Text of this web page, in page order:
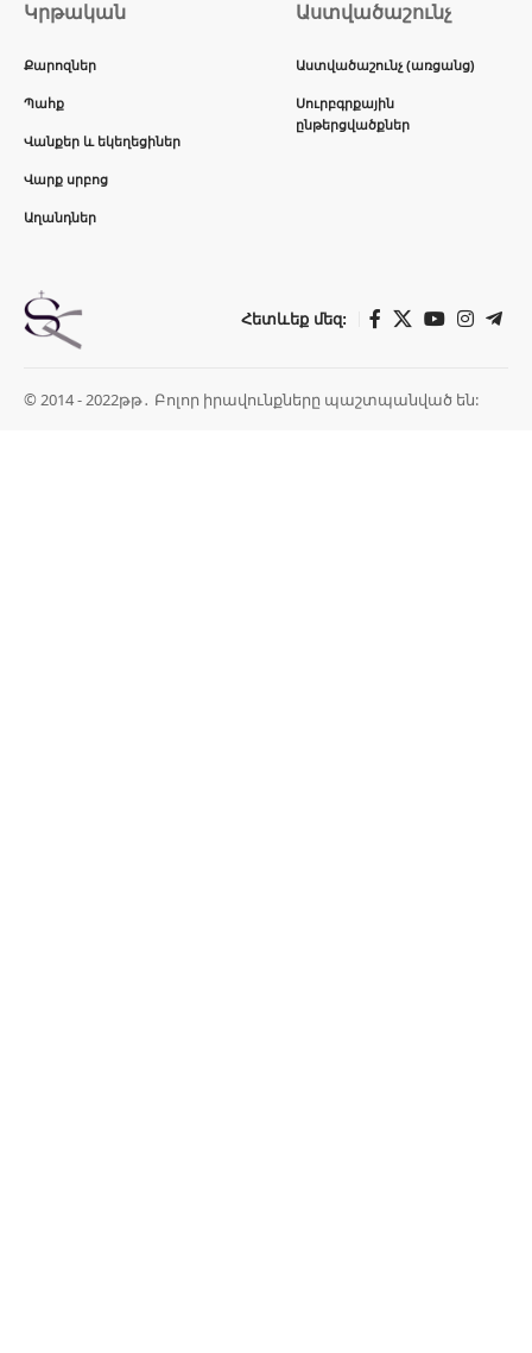
Կրթական
Քարոզներ
Պահք
Վանքեր և եկեղեցիներ
Վարք սրբոց
Աղանդներ
Աստվածաշունչ
Աստվածաշունչ (առցանց)
Սուրբգրքային
ընթերցվածքներ
Հետևեք մեզ:
© 2014 - 2022թթ․ Բոլոր իրավունքները պաշտպանված են: